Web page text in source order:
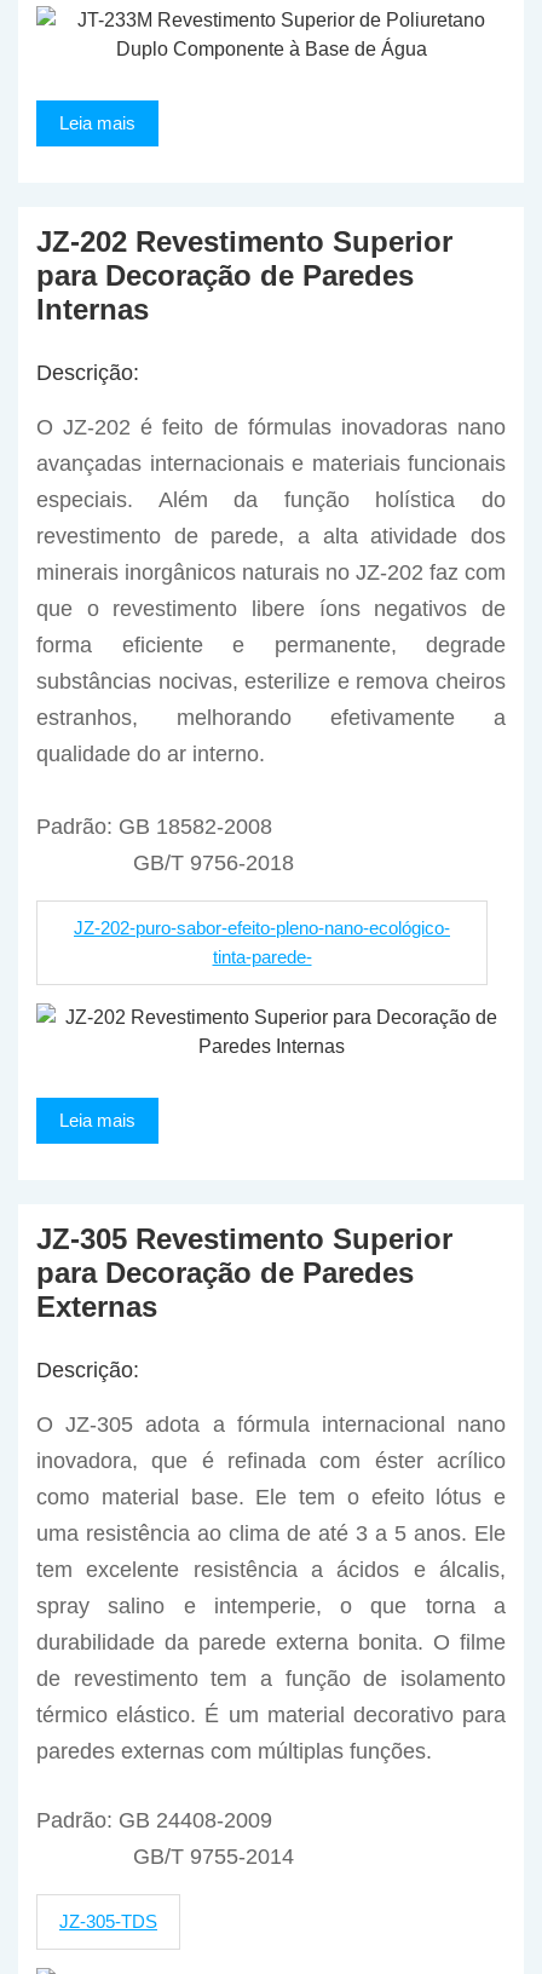
Leia mais
JZ-202 Revestimento Superior
para Decoração de Paredes
Internas
Descrição:
O JZ-202 é feito de fórmulas inovadoras nano
avançadas internacionais e materiais funcionais
especiais. Além da função holística do
revestimento de parede, a alta atividade dos
minerais inorgânicos naturais no JZ-202 faz com
que o revestimento libere íons negativos de
forma eficiente e permanente, degrade
substâncias nocivas, esterilize e remova cheiros
estranhos, melhorando efetivamente a
qualidade do ar interno.
Padrão: GB 18582-2008
GB/T 9756-2018
JZ-202-puro-sabor-efeito-pleno-nano-ecológico-
tinta-parede-
Leia mais
JZ-305 Revestimento Superior
para Decoração de Paredes
Externas
Descrição:
O JZ-305 adota a fórmula internacional nano
inovadora, que é refinada com éster acrílico
como material base. Ele tem o efeito lótus e
uma resistência ao clima de até 3 a 5 anos. Ele
tem excelente resistência a ácidos e álcalis,
spray salino e intemperie, o que torna a
durabilidade da parede externa bonita. O filme
de revestimento tem a função de isolamento
térmico elástico. É um material decorativo para
paredes externas com múltiplas funções.
Padrão: GB 24408-2009
GB/T 9755-2014
JZ-305-TDS